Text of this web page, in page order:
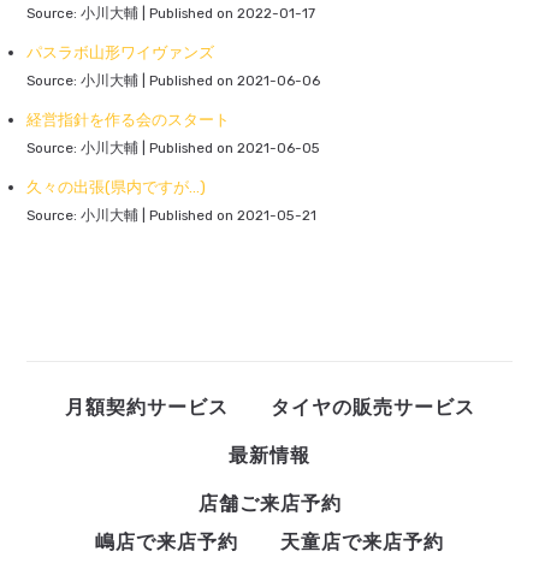
Source: 小川大輔 Published on 2022-01-17
パスラボ山形ワイヴァンズ
Source: 小川大輔 Published on 2021-06-06
経営指針を作る会のスタート
Source: 小川大輔 Published on 2021-06-05
久々の出張(県内ですが...)
Source: 小川大輔 Published on 2021-05-21
月額契約サービス タイヤの販売サービス
最新情報
店舗ご来店予約
嶋店で来店予約
天童店で来店予約